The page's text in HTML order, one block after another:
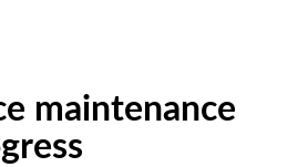
maintenance